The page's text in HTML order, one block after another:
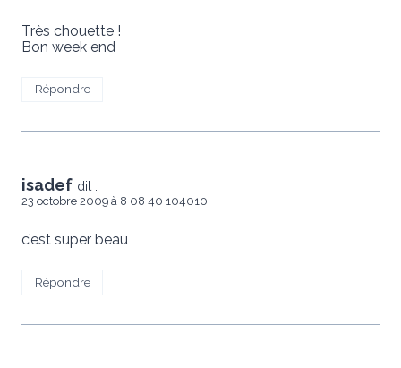
Très chouette !
Bon week end
Répondre
isadef dit :
23 octobre 2009 à 8 08 40 104010
c’est super beau
Répondre